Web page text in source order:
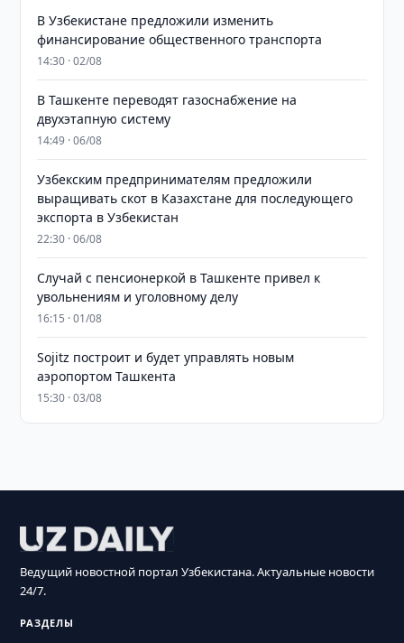
В Узбекистане предложили изменить
финансирование общественного транспорта
14:30 · 02/08
В Ташкенте переводят газоснабжение на
двухэтапную систему
14:49 · 06/08
Узбекским предпринимателям предложили
выращивать скот в Казахстане для последующего
экспорта в Узбекистан
22:30 · 06/08
Случай с пенсионеркой в Ташкенте привел к
увольнениям и уголовному делу
16:15 · 01/08
Sojitz построит и будет управлять новым
аэропортом Ташкента
15:30 · 03/08
Ведущий новостной портал Узбекистана. Актуальные новости
24/7.
РАЗДЕЛЫ